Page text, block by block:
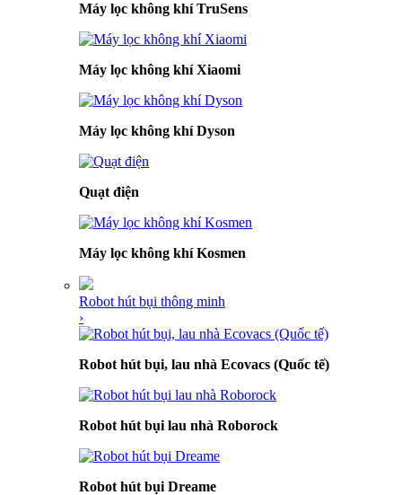
Máy lọc không khí TruSens
Máy lọc không khí Xiaomi
Máy lọc không khí Dyson
Quạt điện
Máy lọc không khí Kosmen
Robot hút bụi thông minh
›
Robot hút bụi, lau nhà Ecovacs (Quốc tế)
Robot hút bụi lau nhà Roborock
Robot hút bụi Dreame